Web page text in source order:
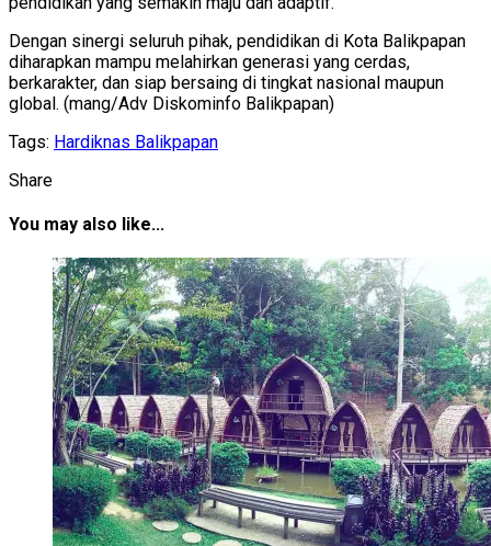
Dengan sinergi seluruh pihak, pendidikan di Kota Balikpapan
diharapkan mampu melahirkan generasi yang cerdas,
berkarakter, dan siap bersaing di tingkat nasional maupun
global. (mang/Adv Diskominfo Balikpapan)
Tags: Hardiknas Balikpapan
Share
You may also like...